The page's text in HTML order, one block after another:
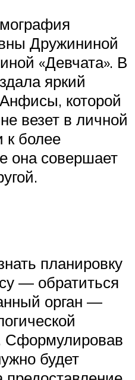
Дружининой
«Девчата». В
яркий
которой
везет в личной
к более
она совершает
планировку
— обратиться
орган —
Сформулировав
будет